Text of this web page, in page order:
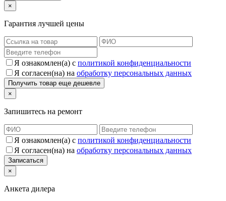
×
Гарантия лучшей цены
Я ознакомлен(а) с политикой конфиденциальности
Я согласен(на) на обработку персональных данных
×
Запишитесь на ремонт
Я ознакомлен(а) с политикой конфиденциальности
Я согласен(на) на обработку персональных данных
×
Анкета дилера